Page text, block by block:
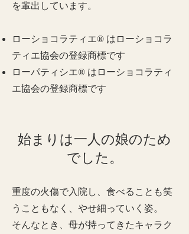
を輩出しています。
ローショコラティエ®︎ はローショコラ
ティエ協会の登録商標です
ローパティシエ®︎ はローショコラティ
エ協会の登録商標です
始まりは一人の娘のため
でした。
重度の火傷で入院し、食べることも笑
うこともなく、やせ細っていく姿。
そんなとき、母が持ってきたキャラク